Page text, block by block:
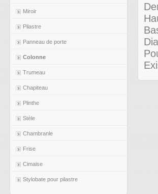
Miroir
Pilastre
Panneau de porte
Colonne
Trumeau
Chapiteau
Plinthe
Stèle
Chambranle
Frise
Cimaise
Stylobate pour pilastre